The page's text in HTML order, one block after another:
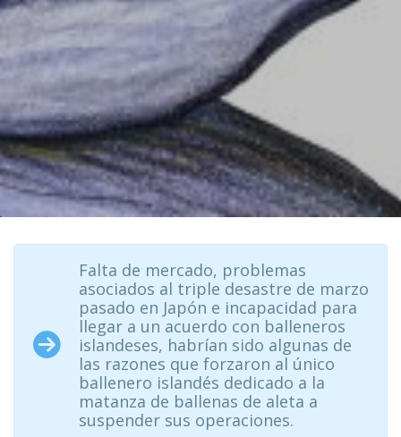
Falta de mercado, problemas
asociados al triple desastre de marzo
pasado en Japón e incapacidad para
llegar a un acuerdo con balleneros
islandeses, habrían sido algunas de
las razones que forzaron al único
ballenero islandés dedicado a la
matanza de ballenas de aleta a
suspender sus operaciones.